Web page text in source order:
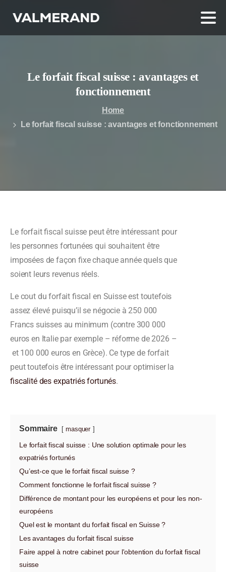
Le forfait fiscal suisse : avantages et
fonctionnement
Home
Le forfait fiscal suisse : avantages et fonctionnement
Le forfait fiscal suisse peut être intéressant pour
les personnes fortunées qui souhaitent être
imposées de façon fixe chaque année quels que
soient leurs revenus réels.
Le cout du forfait fiscal en Suisse est toutefois
assez élevé puisqu’il se négocie à 250 000
Francs suisses au minimum (contre 300 000
euros en Italie par exemple – réforme de 2026 –
et 100 000 euros en Grèce). Ce type de forfait
peut toutefois être intéressant pour optimiser la
fiscalité des expatriés fortunés.
Sommaire masquer
Le forfait fiscal suisse : Une solution optimale pour les
expatriés fortunés
Qu’est-ce que le forfait fiscal suisse ?
Comment fonctionne le forfait fiscal suisse ?
Différence de montant pour les européens et pour les non-
européens
Quel est le montant du forfait fiscal en Suisse ?
Les avantages du forfait fiscal suisse
Faire appel à notre cabinet pour l'obtention du forfait fiscal
suisse